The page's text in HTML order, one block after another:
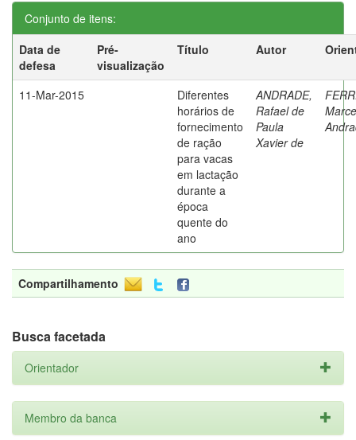
Conjunto de itens:
Data de
defesa
Pré-
visualização
Título Autor
11-Mar-2015
Diferentes
horários de
fornecimento
de ração
para vacas
em lactação
durante a
época
quente do
ano
ANDRADE,
Rafael de
Paula
Xavier de
Compartilhamento
Busca facetada
Orientador
Membro da banca